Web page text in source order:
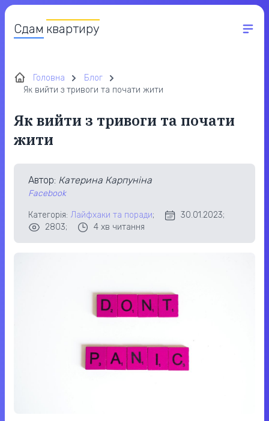
Сдам квартиру
Головна
Блог
Як вийти з тривоги та почати жити
Як вийти з тривоги та почати
жити
Автор: Катерина Карпуніна
Facebook
Категорія: Лайфхаки та поради;
30.01.2023;
2803;
4 хв читання